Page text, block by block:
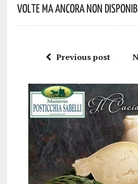
Volte Ma Ancora Non
Previous post